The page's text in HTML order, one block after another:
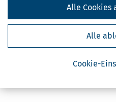
Cookie-
Alle
Alle Cookies